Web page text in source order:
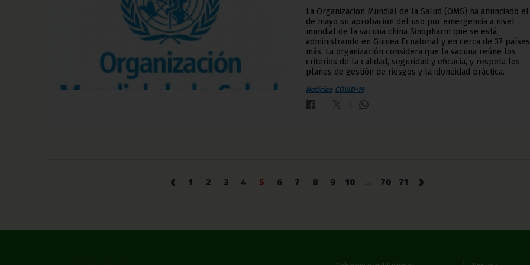
La Organización Mundial de la Salud (OMS) ha anunciado
de mayo su aprobación del uso por emergencia a nivel
mundial de la vacuna china Sinopharm que se está
administrando en Guinea Ecuatorial y en cerca de 37 países
más. La organización considera que la vacuna reúne los
criterios de la calidad, seguridad y eficacia, y respeta los
planes de gestión de riesgos y la idoneidad práctica.
Noticias COVID-19
‹ 1 2 3 4 5 6 7 8 9 10 70 71 ›